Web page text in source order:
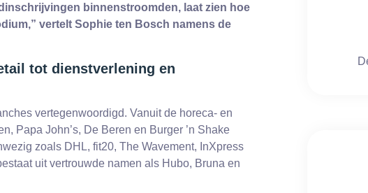
binnenstroomden, laat zien hoe
vertelt Sophie ten Bosch namens de
tot dienstverlening en
vertegenwoordigd. Vanuit de horeca- en
Papa John’s, De Beren en Burger ’n Shake
zoals DHL, fit20, The Wavement, InXpress
uit vertrouwde namen als Hubo, Bruna en